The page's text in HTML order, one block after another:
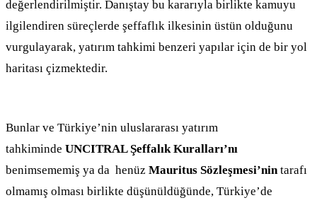
değerlendirilmiştir. Danıştay bu kararıyla birlikte kamuyu
ilgilendiren süreçlerde şeffaflık ilkesinin üstün olduğunu
vurgulayarak, yatırım tahkimi benzeri yapılar için de bir yol
haritası çizmektedir.
Bunlar ve Türkiye’nin uluslararası yatırım
tahkiminde UNCITRAL Şeffalık Kuralları’nı
benimsememiş ya da henüz Mauritus Sözleşmesi’nintarafı
olmamış olması birlikte düşünüldüğünde, Türkiye’de